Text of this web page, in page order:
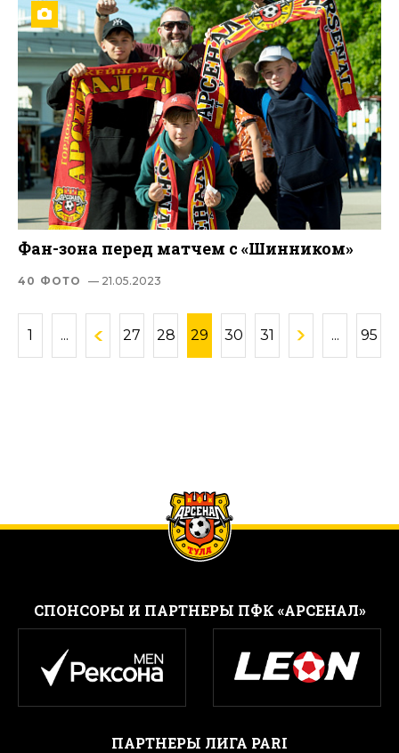
Фан-зона перед матчем с «Шинником»
40 ФОТО — 21.05.2023
1 ... 27 28 29 30 31 ... 95
CПОНСОРЫ И ПАРТНЕРЫ ПФК «АРСЕНАЛ»
ПАРТНЕРЫ ЛИГА PARI